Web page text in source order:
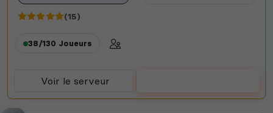
(15)
38/130 Joueurs
Voir le serveur